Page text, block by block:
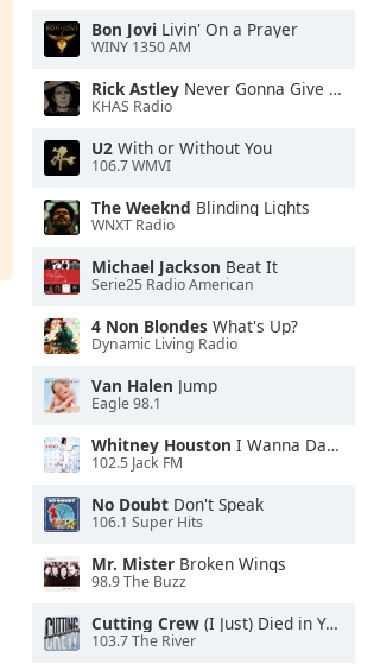
Bon Jovi Livin' On a Prayer
WINY 1350 AM
Rick Astley Never Gonna Give You Up
KHAS Radio
U2 With or Without You
106.7 WMVI
The Weeknd Blinding Lights
WNXT Radio
Michael Jackson Beat It
Serie25 Radio American
4 Non Blondes What's Up?
Dynamic Living Radio
Van Halen Jump
Eagle 98.1
Whitney Houston I Wanna Dance With Somebody
102.5 Jack FM
No Doubt Don't Speak
106.1 Super Hits
Mr. Mister Broken Wings
98.9 The Buzz
Cutting Crew (I Just) Died in Your Arms
103.7 The River